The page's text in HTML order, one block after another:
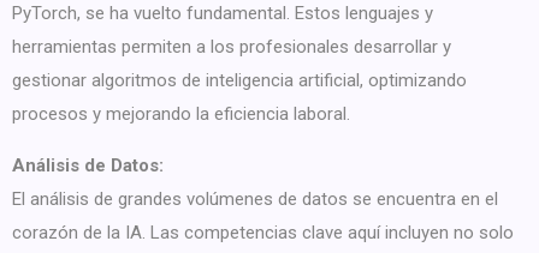
PyTorch, se ha vuelto fundamental. Estos lenguajes y
herramientas permiten a los profesionales desarrollar y
gestionar algoritmos de inteligencia artificial, optimizando
procesos y mejorando la eficiencia laboral.
Análisis de Datos:
El análisis de grandes volúmenes de datos se encuentra en el
corazón de la IA. Las competencias clave aquí incluyen no solo